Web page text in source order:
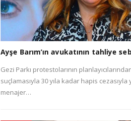
Ayşe Barım’ın avukatının tahliye
Gezi Parkı protestolarının
suçlamasıyla 30 yıla kadar hapis cezasıyla
menajer…